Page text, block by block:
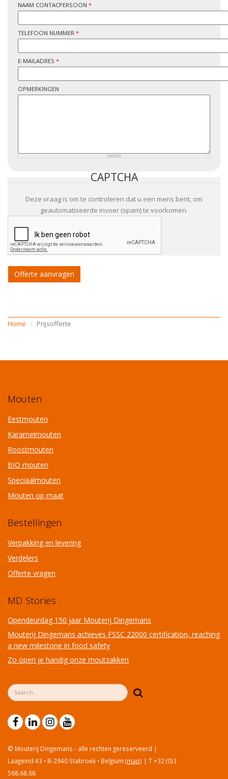
NAAM CONTACPERSOON *
TELEFOON NUMMER *
E-MAILADRES *
OPMERKINGEN
CAPTCHA
Deze vraag is om te controleren dat u een mens bent, om
geautomatiseerde invoer (spam) te voorkomen.
Home Prijsofferte
Mouten
Eestmouten
Karamelmouten
Roostmouten
BIO mouten
Speciaalmouten
Mouten op maat
Bestellingen
Verpakking en levering
Verdelers
Offerte vragen
MD Stories
Opendeurdag 150 jaar Mouterij Dingemans
Mouterij Dingemans achieves FSSC 22000 certification, reaching
a new milestone in food safety
Zo open je handig onze moutzakken
Zoekveld
Zoeken
© Mouterij Dingemans - alle rechten gereserveerd |
Laageind 43 • B-2940 Stabroek • Belgium (map) | T +32 (0)3
568.68.68